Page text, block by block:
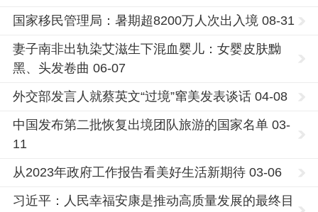
国家移民管理局：暑期超8200万人次出入境 08-31
妻子南非出轨染艾滋生下混血婴儿：女婴皮肤黝
黑、头发卷曲 06-07
外交部发言人就蔡英文“过境”窜美发表谈话 04-08
中国发布第二批恢复出境团队旅游的国家名单 03-
11
从2023年政府工作报告看美好生活新期待 03-06
习近平：人民幸福安康是推动高质量发展的最终目